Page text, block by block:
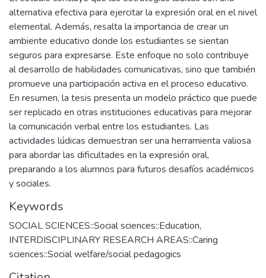
alternativa efectiva para ejercitar la expresión oral en el nivel
elemental. Además, resalta la importancia de crear un
ambiente educativo donde los estudiantes se sientan
seguros para expresarse. Este enfoque no solo contribuye
al desarrollo de habilidades comunicativas, sino que también
promueve una participación activa en el proceso educativo.
En resumen, la tesis presenta un modelo práctico que puede
ser replicado en otras instituciones educativas para mejorar
la comunicación verbal entre los estudiantes. Las
actividades lúdicas demuestran ser una herramienta valiosa
para abordar las dificultades en la expresión oral,
preparando a los alumnos para futuros desafíos académicos
y sociales.
Keywords
SOCIAL SCIENCES::Social sciences::Education,
INTERDISCIPLINARY RESEARCH AREAS::Caring
sciences::Social welfare/social pedagogics